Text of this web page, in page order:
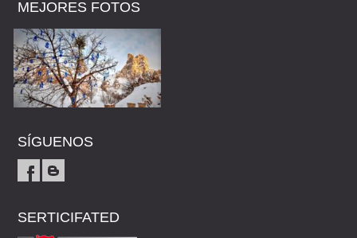
MEJORES FOTOS
SÍGUENOS
SERTICIFATED